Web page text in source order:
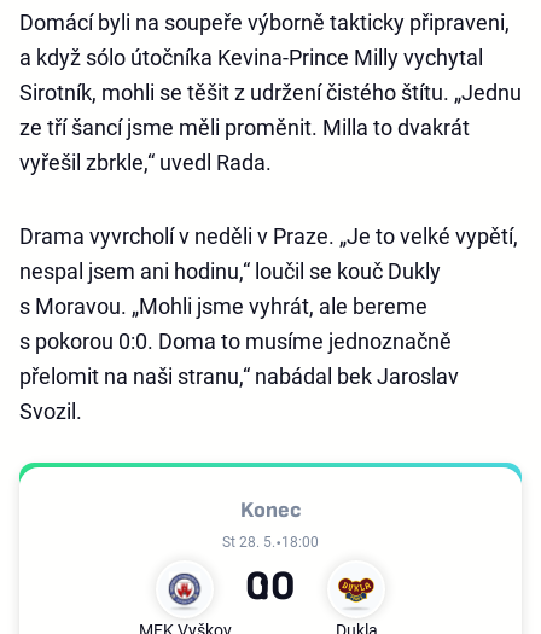
Domácí byli na soupeře výborně takticky připraveni,
a když sólo útočníka Kevina-Prince Milly vychytal
Sirotník, mohli se těšit z udržení čistého štítu. „Jednu
ze tří šancí jsme měli proměnit. Milla to dvakrát
vyřešil zbrkle,“ uvedl Rada.
Drama vyvrcholí v neděli v Praze. „Je to velké vypětí,
nespal jsem ani hodinu,“ loučil se kouč Dukly
s Moravou. „Mohli jsme vyhrát, ale bereme
s pokorou 0:0. Doma to musíme jednoznačně
přelomit na naši stranu,“ nabádal bek Jaroslav
Svozil.
Konec
St 28. 5. 18:00
MFK Vyškov
0
Dukla
0